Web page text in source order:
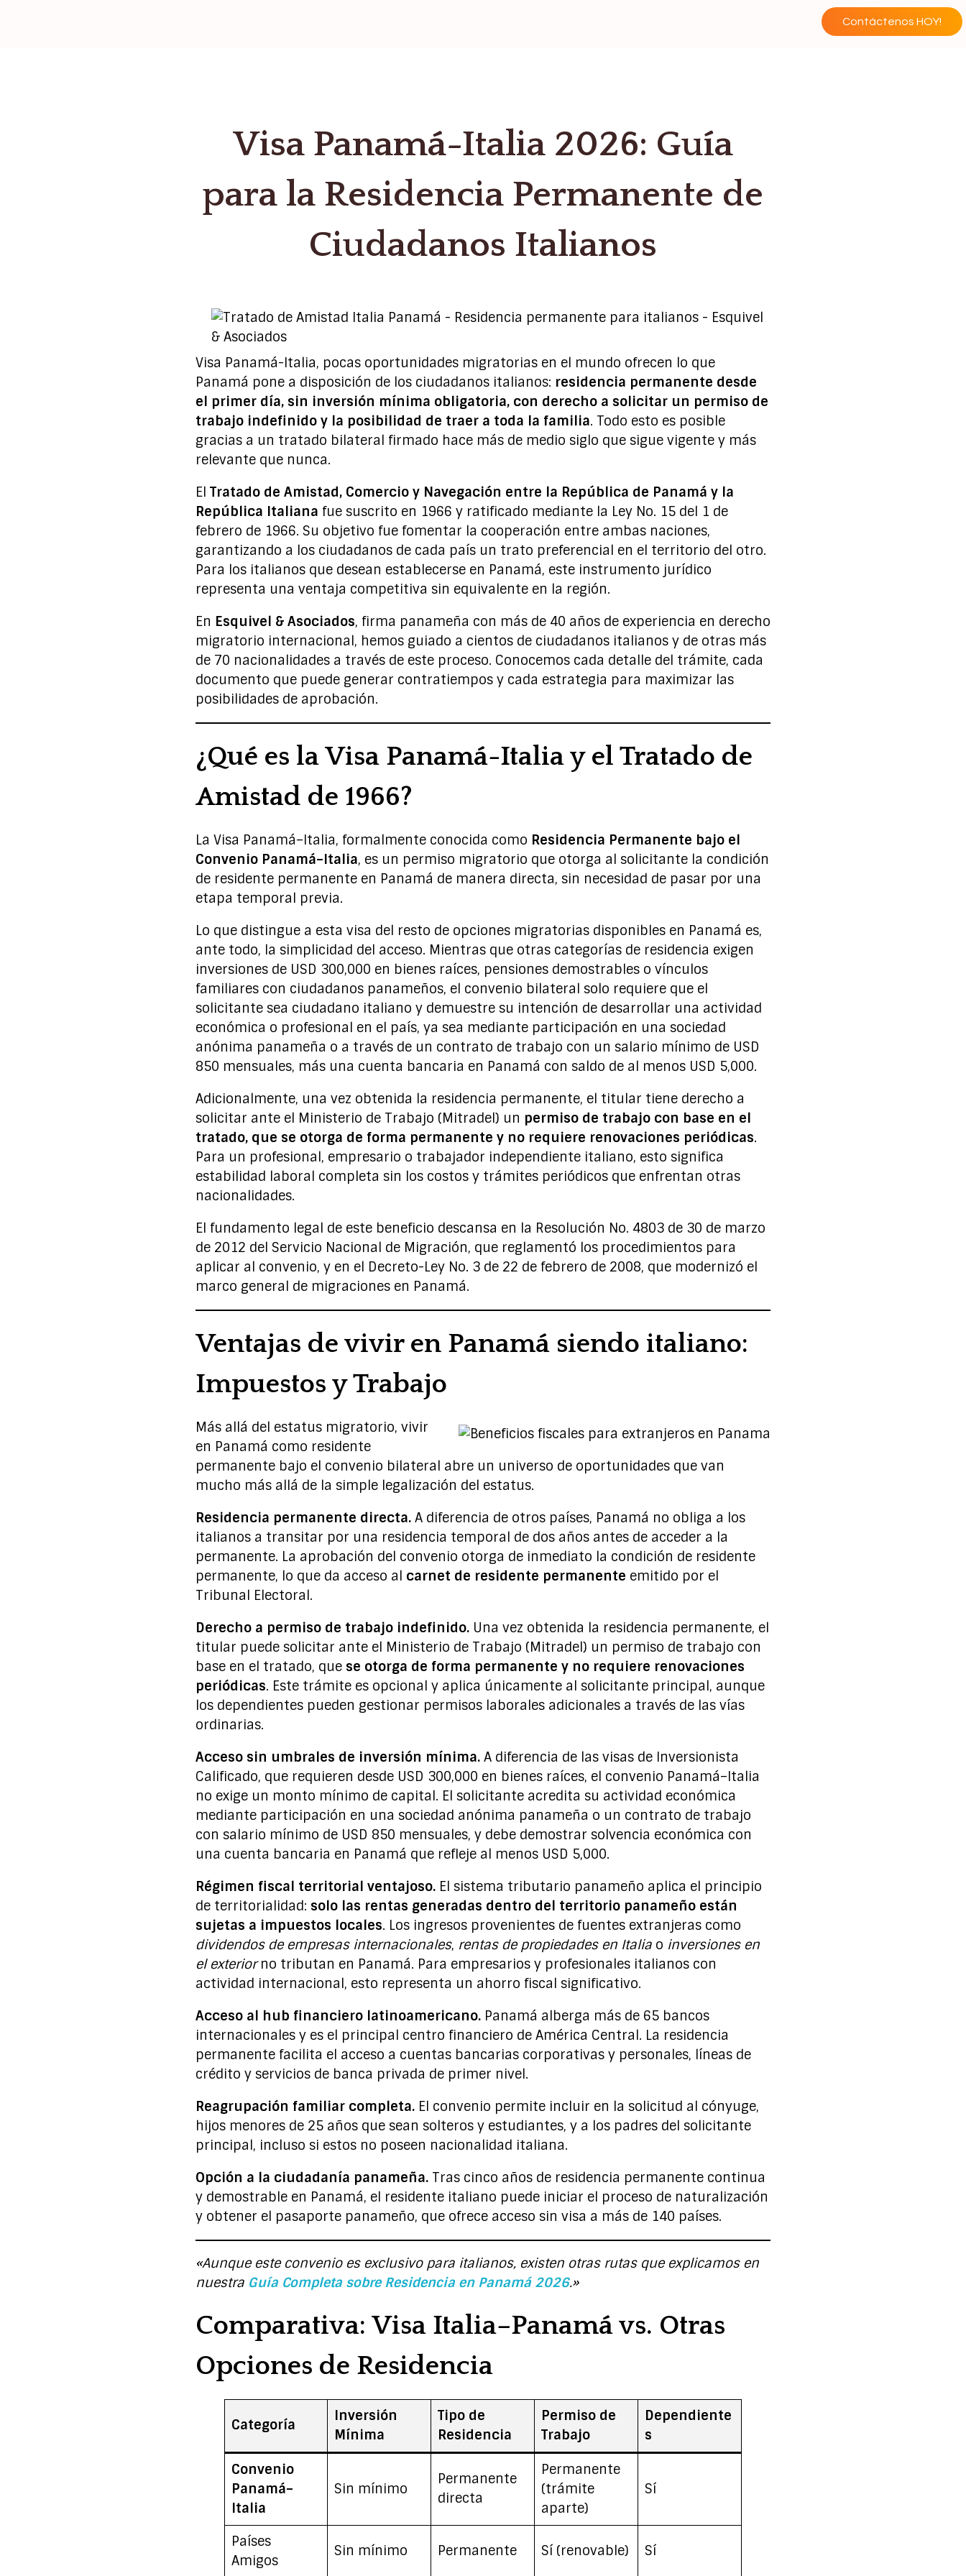
Contáctenos HOY!
Visa Panamá-Italia 2026: Guía
para la Residencia Permanente de
Ciudadanos Italianos
Visa Panamá-Italia, pocas oportunidades migratorias en el mundo ofrecen lo que
Panamá pone a disposición de los ciudadanos italianos: residencia permanente desde
el primer día, sin inversión mínima obligatoria, con derecho a solicitar un permiso de
trabajo indefinido y la posibilidad de traer a toda la familia. Todo esto es posible
gracias a un tratado bilateral firmado hace más de medio siglo que sigue vigente y más
relevante que nunca.
El Tratado de Amistad, Comercio y Navegación entre la República de Panamá y la
República Italiana fue suscrito en 1966 y ratificado mediante la Ley No. 15 del 1 de
febrero de 1966. Su objetivo fue fomentar la cooperación entre ambas naciones,
garantizando a los ciudadanos de cada país un trato preferencial en el territorio del otro.
Para los italianos que desean establecerse en Panamá, este instrumento jurídico
representa una ventaja competitiva sin equivalente en la región.
En Esquivel & Asociados, firma panameña con más de 40 años de experiencia en derecho
migratorio internacional, hemos guiado a cientos de ciudadanos italianos y de otras más
de 70 nacionalidades a través de este proceso. Conocemos cada detalle del trámite, cada
documento que puede generar contratiempos y cada estrategia para maximizar las
posibilidades de aprobación.
¿Qué es la Visa Panamá-Italia y el Tratado de
Amistad de 1966?
La Visa Panamá–Italia, formalmente conocida como Residencia Permanente bajo el
Convenio Panamá–Italia, es un permiso migratorio que otorga al solicitante la condición
de residente permanente en Panamá de manera directa, sin necesidad de pasar por una
etapa temporal previa.
Lo que distingue a esta visa del resto de opciones migratorias disponibles en Panamá es,
ante todo, la simplicidad del acceso. Mientras que otras categorías de residencia exigen
inversiones de USD 300,000 en bienes raíces, pensiones demostrables o vínculos
familiares con ciudadanos panameños, el convenio bilateral solo requiere que el
solicitante sea ciudadano italiano y demuestre su intención de desarrollar una actividad
económica o profesional en el país, ya sea mediante participación en una sociedad
anónima panameña o a través de un contrato de trabajo con un salario mínimo de USD
850 mensuales, más una cuenta bancaria en Panamá con saldo de al menos USD 5,000.
Adicionalmente, una vez obtenida la residencia permanente, el titular tiene derecho a
solicitar ante el Ministerio de Trabajo (Mitradel) un permiso de trabajo con base en el
tratado, que se otorga de forma permanente y no requiere renovaciones periódicas.
Para un profesional, empresario o trabajador independiente italiano, esto significa
estabilidad laboral completa sin los costos y trámites periódicos que enfrentan otras
nacionalidades.
El fundamento legal de este beneficio descansa en la Resolución No. 4803 de 30 de marzo
de 2012 del Servicio Nacional de Migración, que reglamentó los procedimientos para
aplicar al convenio, y en el Decreto-Ley No. 3 de 22 de febrero de 2008, que modernizó el
marco general de migraciones en Panamá.
Ventajas de vivir en Panamá siendo italiano:
Impuestos y Trabajo
Más allá del estatus migratorio, vivir
en Panamá como residente
permanente bajo el convenio bilateral abre un universo de oportunidades que van
mucho más allá de la simple legalización del estatus.
Residencia permanente directa. A diferencia de otros países, Panamá no obliga a los
italianos a transitar por una residencia temporal de dos años antes de acceder a la
permanente. La aprobación del convenio otorga de inmediato la condición de residente
permanente, lo que da acceso al carnet de residente permanente emitido por el
Tribunal Electoral.
Derecho a permiso de trabajo indefinido. Una vez obtenida la residencia permanente, el
titular puede solicitar ante el Ministerio de Trabajo (Mitradel) un permiso de trabajo con
base en el tratado, que se otorga de forma permanente y no requiere renovaciones
periódicas. Este trámite es opcional y aplica únicamente al solicitante principal, aunque
los dependientes pueden gestionar permisos laborales adicionales a través de las vías
ordinarias.
Acceso sin umbrales de inversión mínima. A diferencia de las visas de Inversionista
Calificado, que requieren desde USD 300,000 en bienes raíces, el convenio Panamá–Italia
no exige un monto mínimo de capital. El solicitante acredita su actividad económica
mediante participación en una sociedad anónima panameña o un contrato de trabajo
con salario mínimo de USD 850 mensuales, y debe demostrar solvencia económica con
una cuenta bancaria en Panamá que refleje al menos USD 5,000.
Régimen fiscal territorial ventajoso. El sistema tributario panameño aplica el principio
de territorialidad: solo las rentas generadas dentro del territorio panameño están
sujetas a impuestos locales. Los ingresos provenientes de fuentes extranjeras como
dividendos de empresas internacionales, rentas de propiedades en Italia o inversiones en
el exteriorno tributan en Panamá. Para empresarios y profesionales italianos con
actividad internacional, esto representa un ahorro fiscal significativo.
Acceso al hub financiero latinoamericano. Panamá alberga más de 65 bancos
internacionales y es el principal centro financiero de América Central. La residencia
permanente facilita el acceso a cuentas bancarias corporativas y personales, líneas de
crédito y servicios de banca privada de primer nivel.
Reagrupación familiar completa. El convenio permite incluir en la solicitud al cónyuge,
hijos menores de 25 años que sean solteros y estudiantes, y a los padres del solicitante
principal, incluso si estos no poseen nacionalidad italiana.
Opción a la ciudadanía panameña. Tras cinco años de residencia permanente continua
y demostrable en Panamá, el residente italiano puede iniciar el proceso de naturalización
y obtener el pasaporte panameño, que ofrece acceso sin visa a más de 140 países.
«Aunque este convenio es exclusivo para italianos, existen otras rutas que explicamos en
nuestra Guía Completa sobre Residencia en Panamá 2026.»
Comparativa: Visa Italia–Panamá vs. Otras
Opciones de Residencia
Categoría
Inversión
Mínima
Tipo de
Residencia
Permiso de
Trabajo
Dependiente
s
Convenio
Panamá–
Italia
Sin mínimo
Permanente
directa
Permanente
(trámite
aparte)
Sí
Países
Amigos
Sin mínimo Permanente Sí (renovable) Sí